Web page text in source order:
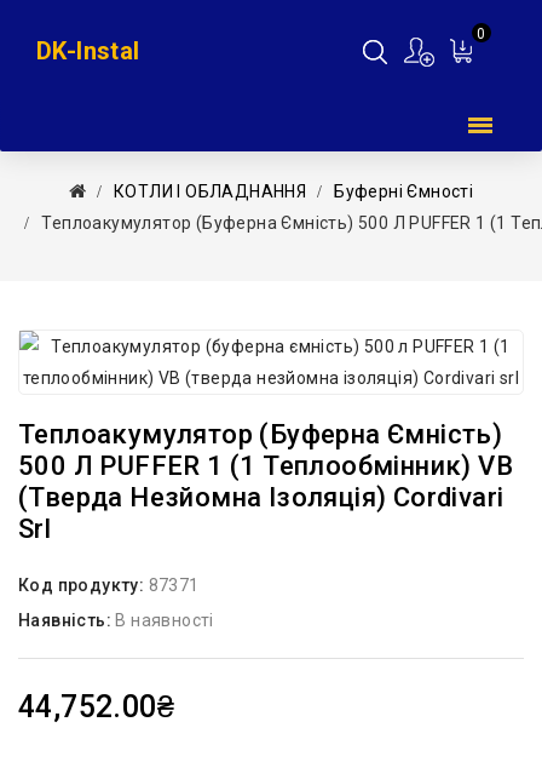
0
DK-Instal
КОТЛИ І ОБЛАДНАННЯ
Буферні Ємності
Теплоакумулятор (буферна Ємність) 500 Л PUFFER 1 (1
Теплоакумулятор (буферна Ємність)
500 Л PUFFER 1 (1 Теплообмінник) VB
(тверда Незйомна Ізоляція) Cordivari
Srl
Код продукту: 87371
Наявність: В наявності
44,752.00₴